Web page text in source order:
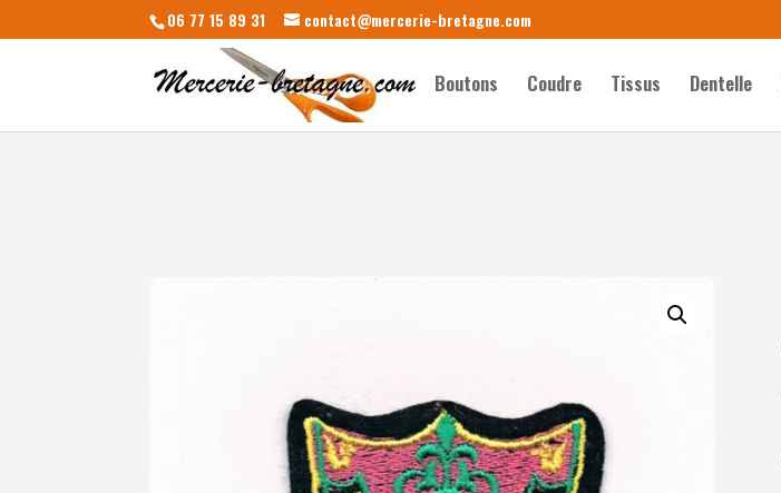
06 77 15 89 31 contact@mercerie-bretagne.com
Boutons Coudre Tissus Dentelle